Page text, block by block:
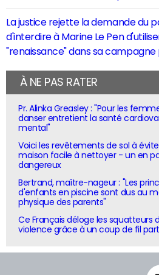
La justice rejette la demande du
d'interdire à Marine Le Pen
"renaissance" dans sa
À NE PAS RATER
Pr. Alinka Greasley : "Pour les
danser entretient la santé
mental"
Voici les revêtements de sol à
maison facile à nettoyer - un en
dangereux
Bertrand, maître-nageur : "Les
d'enfants en piscine sont dus au
physique des parents"
Ce Français déloge les squatteurs
violence grâce à un coup de fil